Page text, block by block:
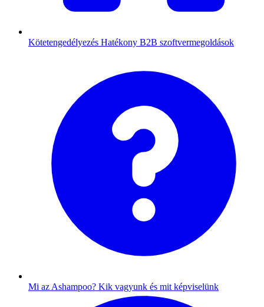
Kötetengedélyezés Hatékony B2B szoftvermegoldások
Mi az Ashampoo? Kik vagyunk és mit képviselünk